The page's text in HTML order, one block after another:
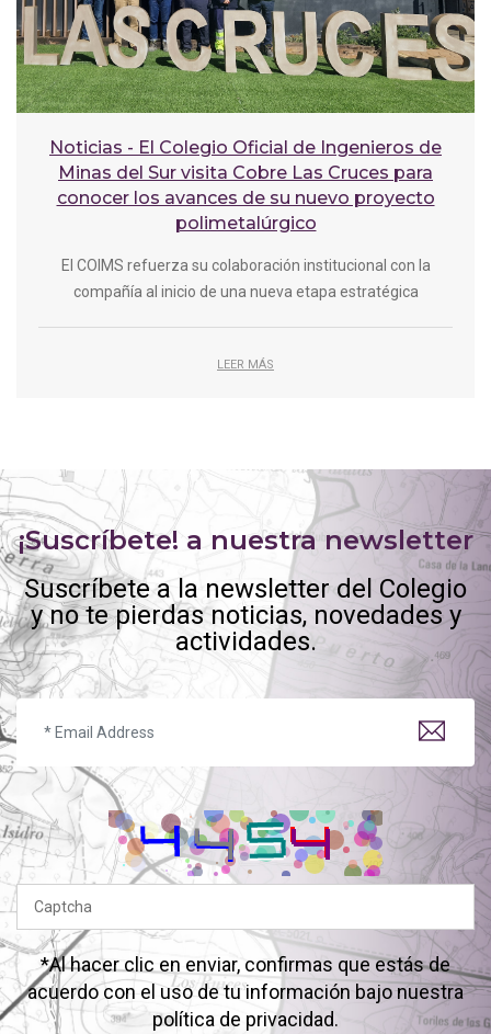
Noticias - El Colegio Oficial de Ingenieros de
Minas del Sur visita Cobre Las Cruces para
conocer los avances de su nuevo proyecto
polimetalúrgico
El COIMS refuerza su colaboración institucional con la
compañía al inicio de una nueva etapa estratégica
LEER MÁS
¡Suscríbete! a nuestra newsletter
Suscríbete a la newsletter del Colegio
y no te pierdas noticias, novedades y
actividades.
*Al hacer clic en enviar, confirmas que estás de
acuerdo con el uso de tu información bajo nuestra
política de privacidad.